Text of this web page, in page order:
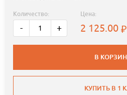
Количество:
- +
Цена:
2 125.00
В
КУПИТЬ В 1